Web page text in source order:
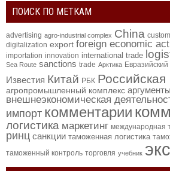
ПОИСК ПО МЕТКАМ
advertising agro-industrial complex China
digitalization export foreign economic
importation innovation international trade
Sea Route sanctions trade Арктика
Известия Китай РБК Российская
агропромышленный комплекс
внешнеэкономическая
импорт комментарии
логистика маркетинг международная
ринц санкции таможенная логистика
таможенный контроль торговля учебник